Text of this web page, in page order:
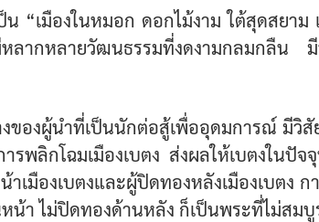
“เมืองในหมอก ดอกไม้งาม ใต้สุดสยาม
ากหลายวัฒนธรรมที่งดงามกลมกลืน มี
ของผู้นำที่เป็นนักต่อสู้เพื่ออุดมการณ์ มีวิ
พลิกโฉมเมืองเบตง ส่งผลให้เบตงในปัจ
เมืองเบตงและผู้ปิดทองหลังเมืองเบตง
น้า ไม่ปิดทองด้านหลัง ก็เป็นพระที่ไม่สมบู